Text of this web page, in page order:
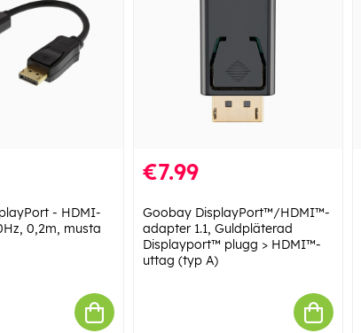
- HDMI-
0,2m, musta
€7.99
Goobay DisplayPort™/HDMI™-
adapter 1.1, Guldpläterad
Displayport™ plugg > HDMI™-
uttag (typ A)